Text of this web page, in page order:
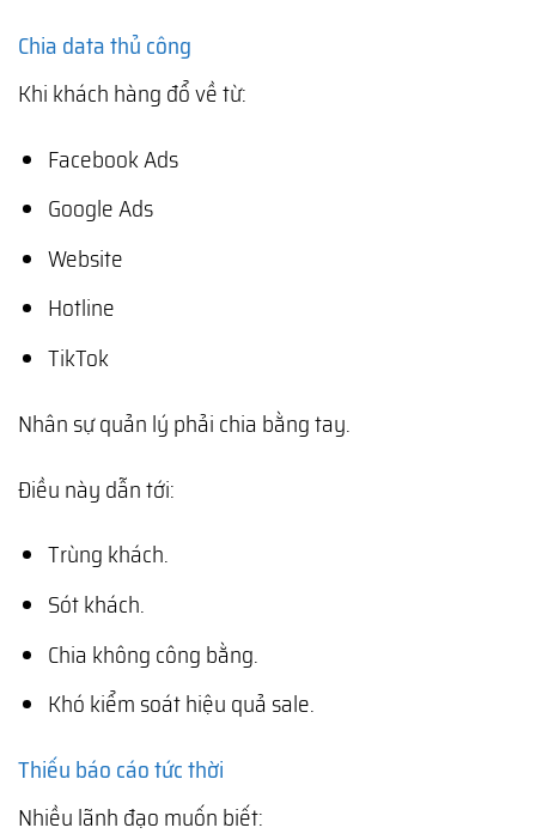
Chia data thủ công
Khi khách hàng đổ về từ:
Facebook Ads
Google Ads
Website
Hotline
TikTok
Nhân sự quản lý phải chia bằng tay.
Điều này dẫn tới:
Trùng khách.
Sót khách.
Chia không công bằng.
Khó kiểm soát hiệu quả sale.
Thiếu báo cáo tức thời
Nhiều lãnh đạo muốn biết: